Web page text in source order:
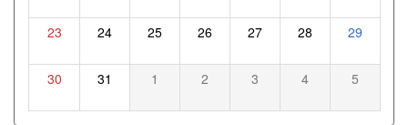
23 24 25 26 27 28 29
30 31 1 2 3 4 5